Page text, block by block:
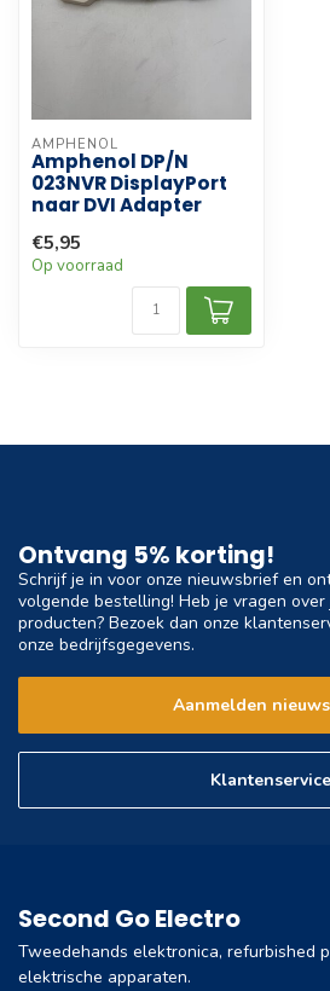
AMPHENOL
Amphenol DP/N
023NVR DisplayPort
naar DVI Adapter
€5,95
Op voorraad
Ontvang 5% korting!
Schrijf je in voor onze nieuwsbrief en
volgende bestelling! Heb je vragen
producten? Bezoek dan onze
onze bedrijfsgegevens.
Aanmelden
Klantenservice
Second Go Electro
Tweedehands elektronica, refurbished
elektrische apparaten.